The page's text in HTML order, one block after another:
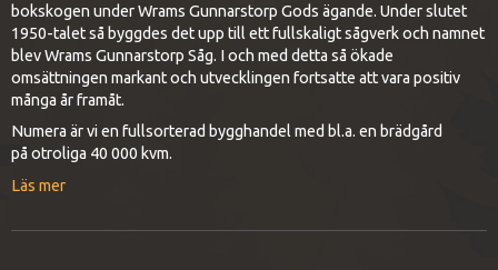
bokskogen under Wrams Gunnarstorp Gods ägande. Under slutet
1950-talet så byggdes det upp till ett fullskaligt sågverk och namnet
blev Wrams Gunnarstorp Såg. I och med detta så ökade
omsättningen markant och utvecklingen fortsatte att vara positiv
många år framåt.
Numera är vi en fullsorterad bygghandel med bl.a. en brädgård
på otroliga 40 000 kvm.
Läs mer